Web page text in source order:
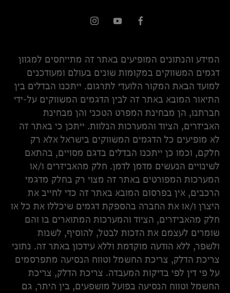
המידע והנתונים המופיעים באתר זה מתייחסים למגוון
דגמים המשווקים במקומות שונים בעולם ומעודכנים
למועד הבאת המקור הלועדי לתרגום. ייתכנו הבדלים בין
התיאור המובא באתר זה לבין הדגמים המשווקים על-ידי
חברתנו, הן מבחינת המפרט הטכני והן מבחינת
האביזרים, הציוד והמערכות הנלוות. ייתכן כי באתר זה
לא מופיעים כל הדגמים המשווקים בישראל אלא רק
חלקם, וכמו כן ייתכנו הבדלים בדגם מסויים, בהתאם
לשינויים הנעשים מדמן לדמן. חלק מהאביזרים ו/או
המערכות המפורטים באתר זה מצוי רק בחלק מדגמי
הרכבים, אין בפרסום המובא באתר זה כדי לחייב את
היצרן ו/או את החברה בהספקת דגמים שיכללו את כל או
חלק מהאביזרים, הציוד והמערכות המתוארים בו והם
שומרים לעצמם את הזכות לבטל, להוסיף, לשנות
ולשפר, ללא הודעה מוקדמת וללא עידכון באתר זה. נתוני
צריכת הדלק, צריכת החשמל וטווח הנסיעה מתפרסמים
על פי דין לפי בדיקות המעבדה. צריכת הדלק, צריכת
החשמל וטווח הנסיעה בפועל מושפעים, בין היתר, גם